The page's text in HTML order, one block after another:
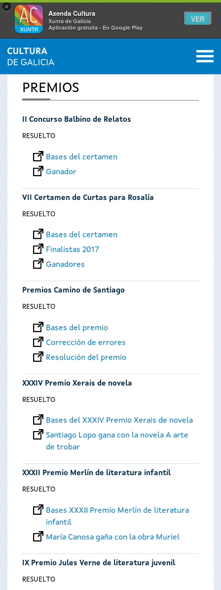
×
Axenda Cultura
Xunta de Galicia
Aplicación gratuíta - En Google Play
VER
Se
encuentra
usted
INICIO 0
PREMIOS
II Concurso Balbino de Relatos
RESUELTO
Bases del certamen
Ganador
VII Certamen de Curtas para Rosalía
RESUELTO
Bases del certamen
Finalistas 2017
Ganadores
Premios Camino de Santiago
RESUELTO
Bases del premio
Corrección de errores
Resolución del premio
XXXIV Premio Xerais de novela
RESUELTO
Bases del XXXIV Premio Xerais de novela
Santiago Lopo gana con la novela A arte
de trobar
XXXII Premio Merlín de literatura infantil
RESUELTO
Bases XXXII Premio Merlín de literatura
infantil
María Canosa gaña con la obra Muriel
IX Premio Jules Verne de literatura juvenil
RESUELTO